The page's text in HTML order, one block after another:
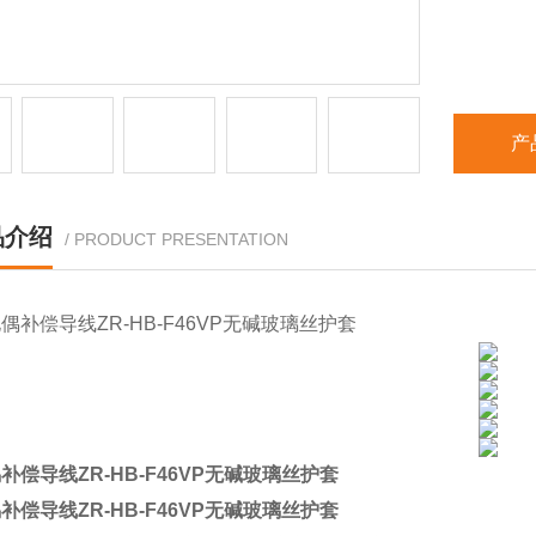
产
绍 / PRODUCT PRESENTATION
偿导线ZR-HB-F46VP无碱玻璃丝护套
偿导线ZR-HB-F46VP无碱玻璃丝护套